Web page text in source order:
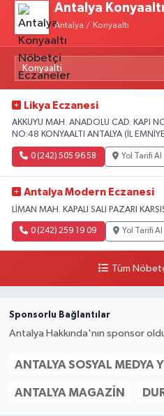
Antalya
Antalya / Konyaaltı
Likya Eczanesi
AKKUYU MAH. ANADOLU CAD. KAPI
NO:48 KONYAALTI ANTALYA (İL
0 (242) 505 96 58 Yol Tarifi Al
Antalya Modern Eczanesi
LİMAN MAH. KAPALI SALI PAZARI
0 (242) 259 19 09 Yol Tarifi Al
Tüm
Sponsorlu Bağlantılar
Antalya Hakkında'nın sponsor
ANTALYA SOSYAL MEDYA
ANTALYA MAGAZIN